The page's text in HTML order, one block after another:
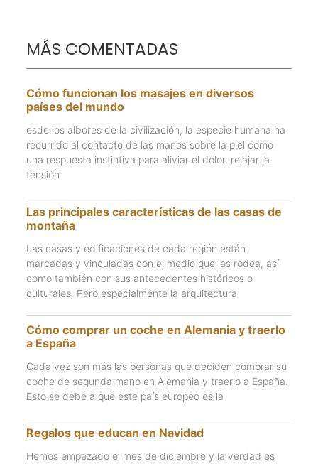
MÁS COMENTADAS
Cómo funcionan los masajes en diversos
países del mundo
esde los albores de la civilización, la especie humana ha
recurrido al contacto de las manos sobre la piel como
una respuesta instintiva para aliviar el dolor, relajar la
tensión
Las principales características de las casas de
montaña
Las casas y edificaciones de cada región están
marcadas y vinculadas con el medio que las rodea, así
como también con sus antecedentes históricos o
culturales. Pero especialmente la arquitectura
Cómo comprar un coche en Alemania y traerlo
a España
Cada vez son más las personas que deciden comprar su
coche de segunda mano en Alemania y traerlo a España.
Esto se debe a que este país europeo es la
Regalos que educan en Navidad
Hemos empezado el mes de diciembre y la verdad es